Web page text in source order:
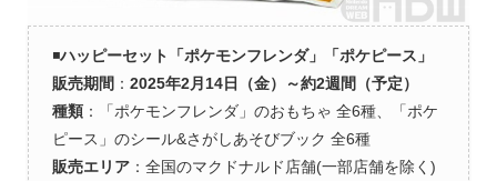
◾️ハッピーセット「ポケモンフレンダ」「ポケピース」
販売期間 ： 2025年2月14日（金）～約2週間（予定）
種類：「ポケモンフレンダ」のおもちゃ 全6種、「ポケ
ピース」のシール&さがしあそびブック 全6種
販売エリア：全国のマクドナルド店舗(一部店舗を除く)